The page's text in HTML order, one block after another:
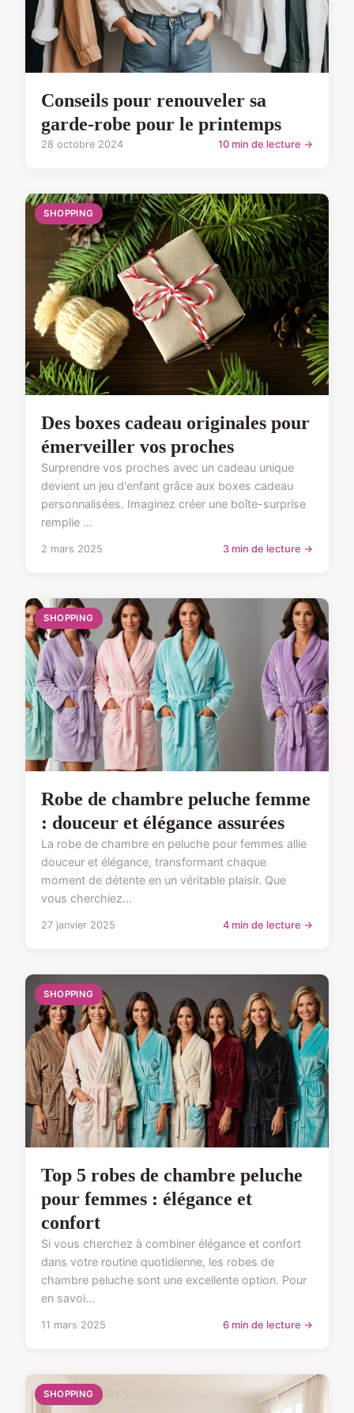
Conseils pour renouveler sa
garde-robe pour le printemps
28 octobre 2024 10 min de lecture →
SHOPPING
Des boxes cadeau originales pour
émerveiller vos proches
Surprendre vos proches avec un cadeau unique
devient un jeu d'enfant grâce aux boxes cadeau
personnalisées. Imaginez créer une boîte-surprise
remplie ...
2 mars 2025 3 min de lecture →
SHOPPING
Robe de chambre peluche femme
: douceur et élégance assurées
La robe de chambre en peluche pour femmes allie
douceur et élégance, transformant chaque
moment de détente en un véritable plaisir. Que
vous cherchiez...
27 janvier 2025 4 min de lecture →
SHOPPING
Top 5 robes de chambre peluche
pour femmes : élégance et
confort
Si vous cherchez à combiner élégance et confort
dans votre routine quotidienne, les robes de
chambre peluche sont une excellente option. Pour
en savoi...
11 mars 2025 6 min de lecture →
SHOPPING